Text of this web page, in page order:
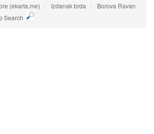
(ekarta.me) Izdanak brda
Borova Ravan
Search